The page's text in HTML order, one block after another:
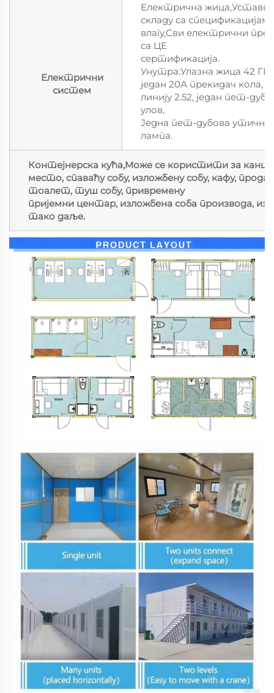
Електрични
систем
Електрична
складу са
влагу,Сви електрични
са ЦЕ
сертификација.
Унутра:Улазна жица 42 ГБ
један 20А прекидач кола,
линију 2.52, један пет-
улов,
Једна пет-дубова
лампа.
Контејнерска кућа,Може се користити за
место, спаваћу собу, изложбену собу, кафу,
тоалет, туш собу, привремену
пријемни центар, изложбена соба производа,
тако даље.